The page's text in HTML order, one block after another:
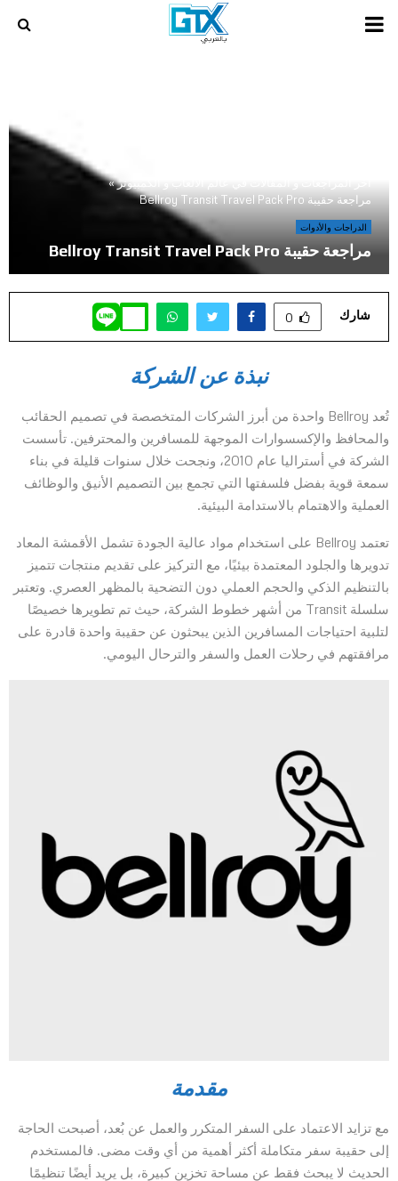
PRIMARY
أخر المراجعات و المقالات في عالم الالعاب و الكمبيوتر»
مراجعة حقيبة Bellroy Transit Travel Pack Pro
الدراجات والأدوات
مراجعة حقيبة Bellroy Transit Travel Pack Pro
شارك 0
نبذة عن الشركة
تُعد Bellroy واحدة من أبرز الشركات المتخصصة في تصميم الحقائب
والمحافظ والإكسسوارات الموجهة للمسافرين والمحترفين. تأسست
الشركة في أستراليا عام 2010، ونجحت خلال سنوات قليلة في بناء
سمعة قوية بفضل فلسفتها التي تجمع بين التصميم الأنيق والوظائف
العملية والاهتمام بالاستدامة البيئية.
تعتمد Bellroy على استخدام مواد عالية الجودة تشمل الأقمشة المعاد
تدويرها والجلود المعتمدة بيئيًا، مع التركيز على تقديم منتجات تتميز
بالتنظيم الذكي والحجم العملي دون التضحية بالمظهر العصري. وتعتبر
سلسلة Transit من أشهر خطوط الشركة، حيث تم تطويرها خصيصًا
لتلبية احتياجات المسافرين الذين يبحثون عن حقيبة واحدة قادرة على
مرافقتهم في رحلات العمل والسفر والترحال اليومي.
مقدمة
مع تزايد الاعتماد على السفر المتكرر والعمل عن بُعد، أصبحت الحاجة
إلى حقيبة سفر متكاملة أكثر أهمية من أي وقت مضى. فالمستخدم
الحديث لا يبحث فقط عن مساحة تخزين كبيرة، بل يريد أيضًا تنظيمًا